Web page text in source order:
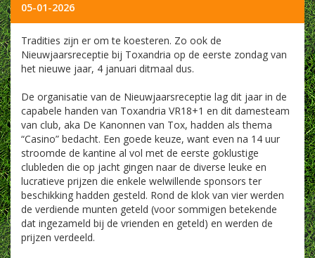
05-01-2026
Tradities zijn er om te koesteren. Zo ook de
Nieuwjaarsreceptie bij Toxandria op de eerste zondag van
het nieuwe jaar, 4 januari ditmaal dus.
De organisatie van de Nieuwjaarsreceptie lag dit jaar in de
capabele handen van Toxandria VR18+1 en dit damesteam
van club, aka De Kanonnen van Tox, hadden als thema
“Casino” bedacht. Een goede keuze, want even na 14 uur
stroomde de kantine al vol met de eerste goklustige
clubleden die op jacht gingen naar de diverse leuke en
lucratieve prijzen die enkele welwillende sponsors ter
beschikking hadden gesteld. Rond de klok van vier werden
de verdiende munten geteld (voor sommigen betekende
dat ingezameld bij de vrienden en geteld) en werden de
prijzen verdeeld.